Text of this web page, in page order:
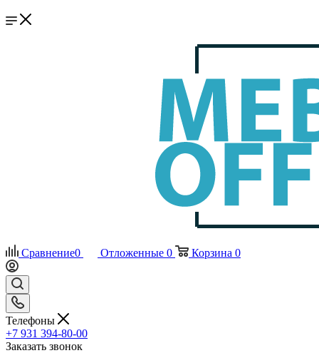
Сравнение0 Отложенные 0 Корзина 0
Телефоны
+7 931 394-80-00
Заказать звонок